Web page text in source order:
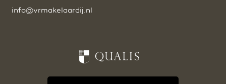
info@vrmakelaardij.nl